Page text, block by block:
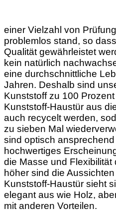
einer Vielzahl von
problemlos stand, so
Qualität gewährleistet
kein natürlich
eine durchschnittliche
Jahren. Deshalb sind
Kunststoff zu 100
Kunststoff-Haustür aus
auch recycelt werden,
zu sieben Mal
sind optisch
hochwertiges
die Masse und Flexibilität
höher sind die
Kunststoff-Haustür sieht
elegant aus wie Holz,
mit anderen Vorteilen.